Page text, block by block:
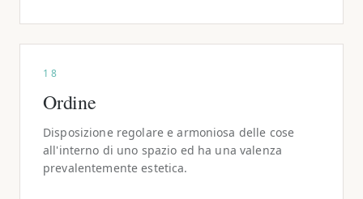
18
Ordine
Disposizione regolare e armoniosa delle cose
all'interno di uno spazio ed ha una valenza
prevalentemente estetica.